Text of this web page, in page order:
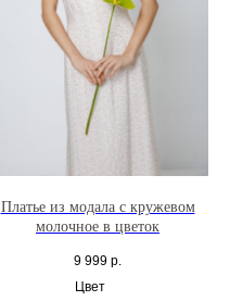
Платье из модала с кружевом
молочное в цветок
9 999 р.
Цвет